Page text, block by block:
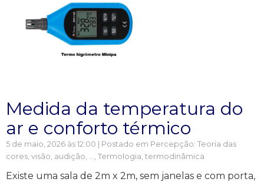
Medida da temperatura do
ar e conforto térmico
5 de maio, 2026 às 12:00 | Postado em Percepção: Teoria das
cores, visão, audição, ..., Termologia, termodinâmica
Existe uma sala de 2m x 2m, sem janelas e com porta,